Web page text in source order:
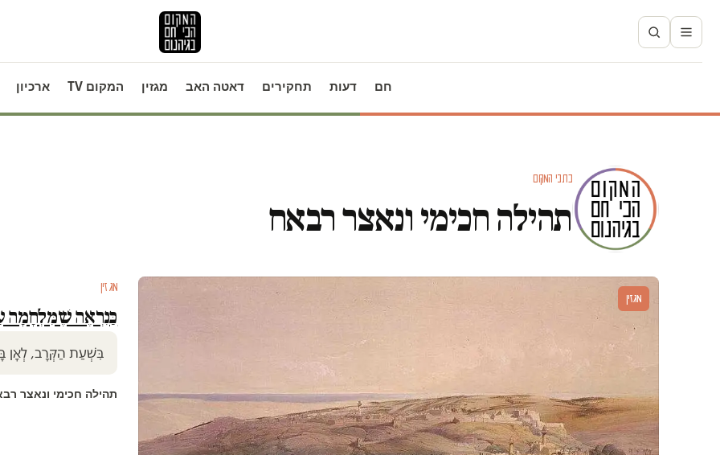
חם דעות תחקירים דאטה האב מגזין המקום TV ארכיון
כתבי המקום
תהילה חכימי ונאצר רבאח
מגזין
מגזין
כַּנִרְאֶה שֶׁמִּלְחָמָה
בִּשְׁעַת הַקְּרָב, לְאָן
תהילה חכימי ונאצר